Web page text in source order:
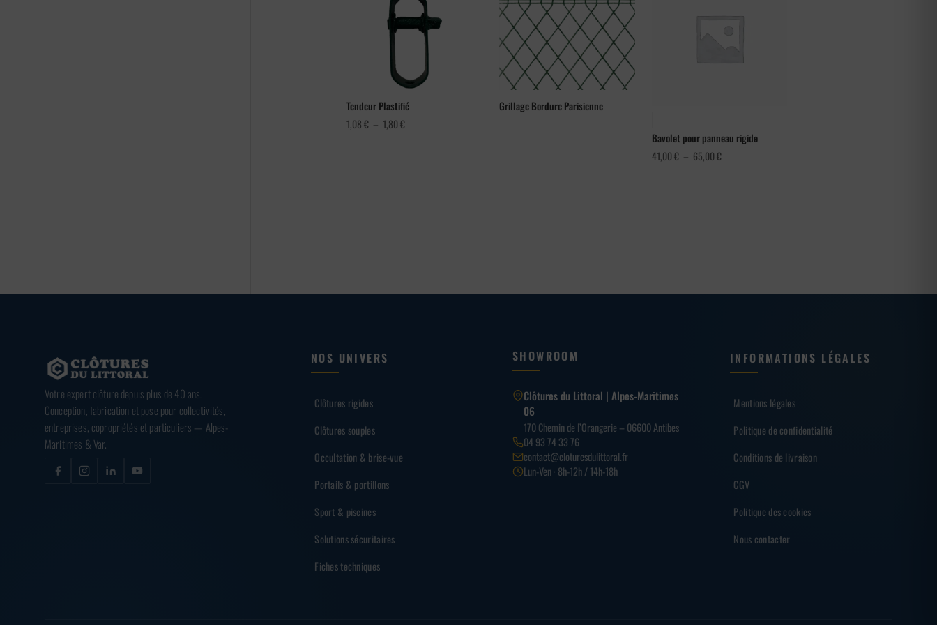
Tendeur Plastifié
1,08€ – 1,80€Plage
Grillage Bordure Parisienne
Bavolet pour panneau rigide
41,00€ – 65,00€Plage
Votre expert clôture depuis plus de 40 ans.
Conception, fabrication et pose pour collectivités,
entreprises, copropriétés et particuliers — Alpes-
Maritimes & Var.
NOS UNIVERS
Clôtures rigides
Clôtures souples
Occultation & brise-vue
Portails & portillons
Sport & piscines
Solutions sécuritaires
Fiches techniques
SHOWROOM
Clôtures du Littoral | Alpes-Maritimes
06
170 Chemin de l’Orangerie – 06600 Antibes
04 93 74 33 76
contact@cloturesdulittoral.fr
Lun-Ven · 8h-12h / 14h-18h
INFORMATIONS LÉGALES
Mentions légales
Politique de confidentialité
Conditions de livraison
CGV
Politique des cookies
Nous contacter